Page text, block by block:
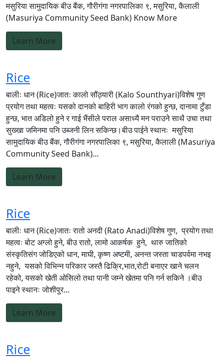
मसुरिया सामुदायिक बीउ बैंक, गौरीगंगा नगरपालिका ९, मसुरिया, कैलाली
(Masuriya Community Seed Bank) Know More
Learn More
Rice
बालीः धान (Rice)जातः कालो सौंठ्यारी (Kalo Sounthyari)विशेष गुण
प्रयोग तथा महत्वः यसको दानको बाहिरी भाग कालो रंगको हुन्छ, दानामा टुँडा
हुन्छ, भात अडिलो हुने र गाई भैंसीले पराल असाध्यै मन पराउने साथै उचा तथा
सुख्खा जमिनमा पनि उब्जनी लिन सकिन्छ।बीउ पाईने स्थानः मसुरिया
सामुदायिक बीउ बैंक, गौरीगंगा नगरपालिका ९, मसुरिया, कैलाली (Masuriya
Community Seed Bank)...
Learn More
Rice
बालीः धान (Rice)जातः रातो अनदी (Rato Anadi)विशेष गुण, प्रयोग तथा
महत्वः बोट अग्लो हुने, बीउ रातो, लामो आकर्षक हुने, थारु जातिको
संस्कृतिसंग जोडिएको धान, माघी, कृष्ण अष्टमी, अनन्त जस्ता चाडपर्वमा नभइ
नहुने, यसको विभिन्न परिकार जस्तै ढिक्रि,भात,रोटी बनाएर खाने चलन
रहेको, यसको खेती ओसिलो तथा पानी जम्ने खेतमा पनि गर्न सकिने ।बीउ
पाइने स्थानः जोशीपुर...
Learn More
Rice